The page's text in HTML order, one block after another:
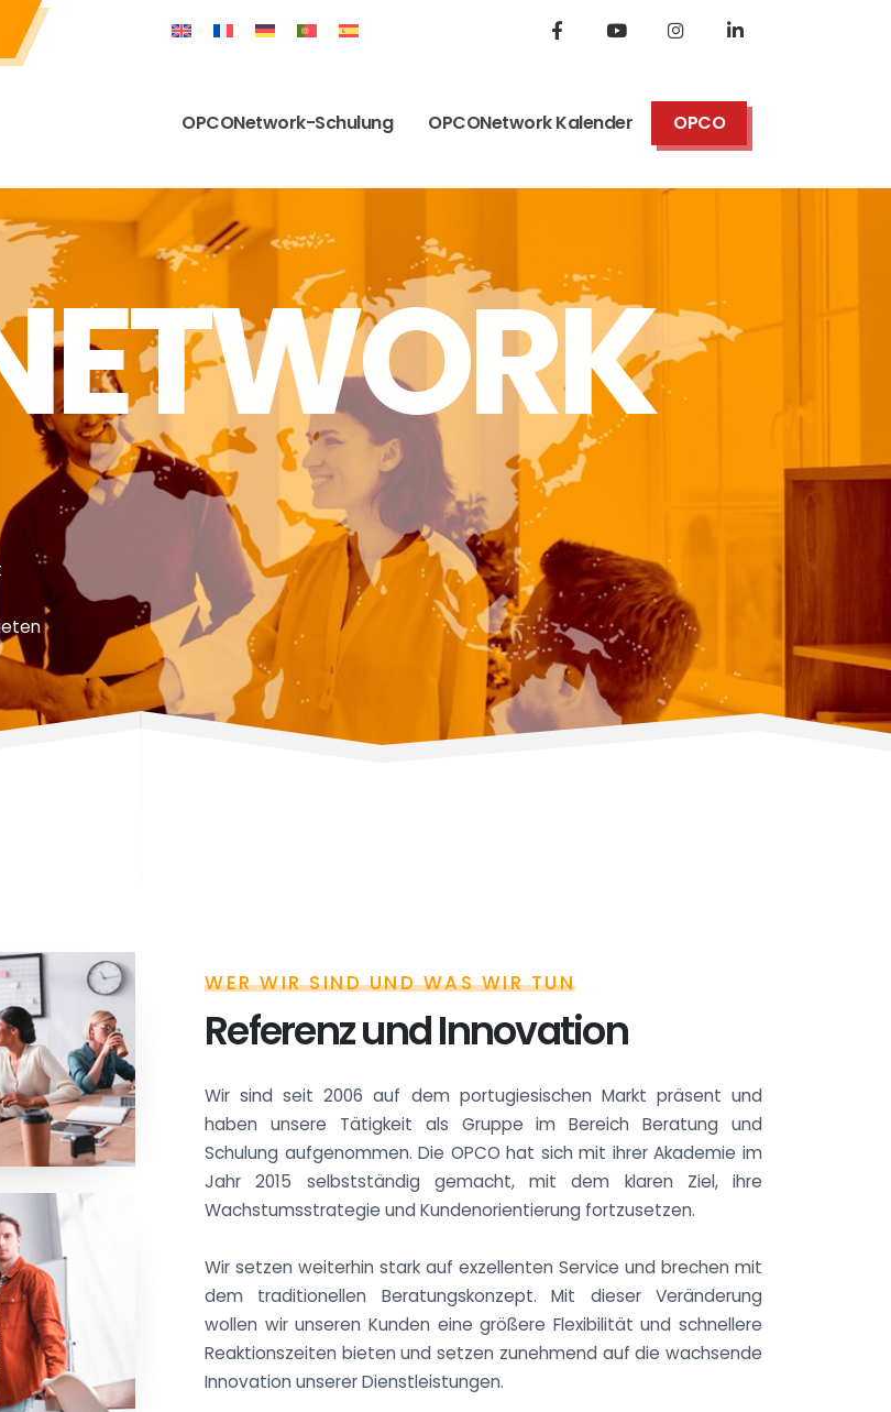
OPCONetwork-Schulung OPCONetwork Kalender OPCO
WER WIR SIND UND WAS WIR TUN
Referenz und Innovation
Wir sind seit 2006 auf dem portugiesischen Markt präsent und
haben unsere Tätigkeit als Gruppe im Bereich Beratung und
Schulung aufgenommen. Die OPCO hat sich mit ihrer Akademie im
Jahr 2015 selbstständig gemacht, mit dem klaren Ziel, ihre
Wachstumsstrategie und Kundenorientierung fortzusetzen.
Wir setzen weiterhin stark auf exzellenten Service und brechen mit
dem traditionellen Beratungskonzept. Mit dieser Veränderung
wollen wir unseren Kunden eine größere Flexibilität und schnellere
Reaktionszeiten bieten und setzen zunehmend auf die wachsende
Innovation unserer Dienstleistungen.